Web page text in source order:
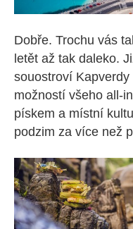
Dobře. Trochu vás
letět až tak daleko.
souostroví
možností všeho all-
pískem a místní
podzim za více než